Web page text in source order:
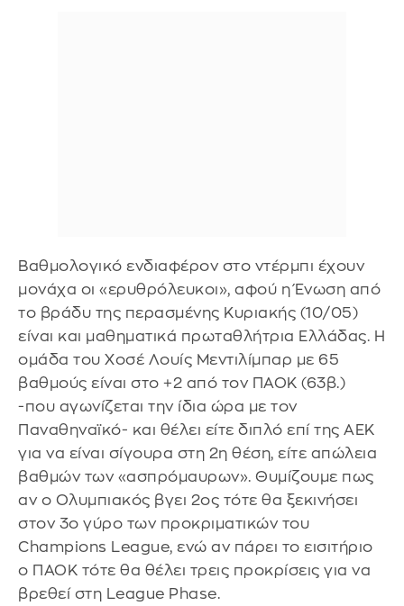
Βαθμολογικό ενδιαφέρον στο ντέρμπι έχουν
μονάχα οι «ερυθρόλευκοι», αφού η Ένωση από
το βράδυ της περασμένης Κυριακής (10/05)
είναι και μαθηματικά πρωταθλήτρια Ελλάδας. Η
ομάδα του Χοσέ Λουίς Μεντιλίμπαρ με 65
βαθμούς είναι στο +2 από τον ΠΑΟΚ (63β.)
-που αγωνίζεται την ίδια ώρα με τον
Παναθηναϊκό- και θέλει είτε διπλό επί της ΑΕΚ
για να είναι σίγουρα στη 2η θέση, είτε απώλεια
βαθμών των «ασπρόμαυρων». Θυμίζουμε πως
αν ο Ολυμπιακός βγει 2ος τότε θα ξεκινήσει
στον 3ο γύρο των προκριματικών του
Champions League, ενώ αν πάρει το εισιτήριο
ο ΠΑΟΚ τότε θα θέλει τρεις προκρίσεις για να
βρεθεί στη League Phase.